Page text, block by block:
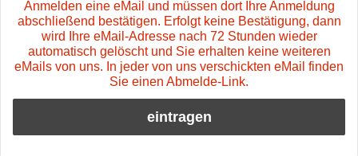
Anmelden eine eMail und müssen dort Ihre Anmeldung
abschließend bestätigen. Erfolgt keine Bestätigung, dann
wird Ihre eMail-Adresse nach 72 Stunden wieder
automatisch gelöscht und Sie erhalten keine weiteren
eMails von uns. In jeder von uns verschickten eMail finden
Sie einen Abmelde-Link.